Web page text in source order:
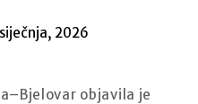
2026
objavila je